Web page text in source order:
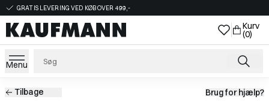
GRATIS LEVERING VED KØB OVER 499,-
Kurv
(0)
Menu
Tilbage Brug for hjælp?